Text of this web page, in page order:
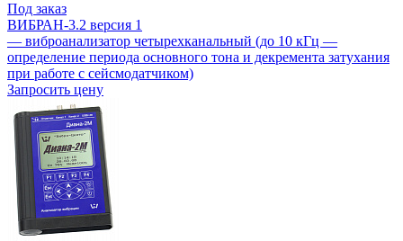
Под заказ
ВИБРАН-3.2 версия 1
— виброанализатор четырехканальный (до 10 кГц —
определение периода основного тона и декремента затухания
при работе с сейсмодатчиком)
Запросить цену